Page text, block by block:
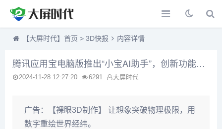
【大屏时代】首页 > 3D快报 内容详情
腾讯应用宝电脑版推出“小宝AI助手”，创新功能助力用户体验提升
2024-11-28 12:27:20 6291 大屏时代
广告：
【裸眼3D制作】 让想象突破物理极限，用
数字重绘世界经纬。